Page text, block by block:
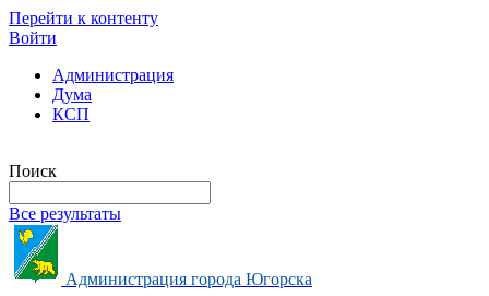
Перейти к контенту
Войти
Администрация
Дума
КСП
Поиск
Все результаты
Администрация города Югорска